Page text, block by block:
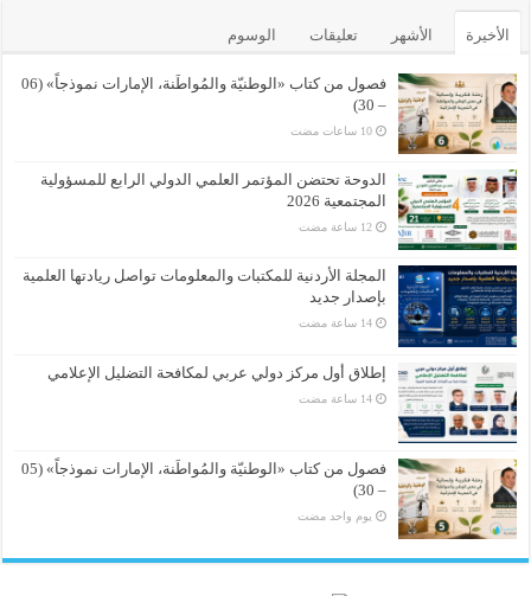
الأخيرة الأشهر تعليقات الوسوم
فصول من كتاب «الوطنيّة والمُواطَنة، الإمارات نموذجاً» (06
– 30)
الدوحة تحتضن المؤتمر العلمي الدولي الرابع للمسؤولية
المجتمعية 2026
المجلة الأردنية للمكتبات والمعلومات تواصل ريادتها العلمية
بإصدار جديد
إطلاق أول مركز دولي عربي لمكافحة التضليل الإعلامي
فصول من كتاب «الوطنيّة والمُواطَنة، الإمارات نموذجاً» (05
– 30)
‏يوم واحد مضت